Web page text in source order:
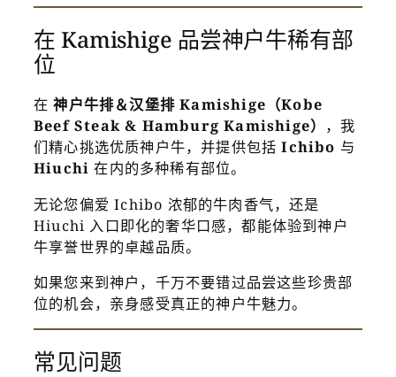
在 Kamishige 品尝神户牛稀有部
位
在神户牛排＆汉堡排 Kamishige（Kobe
Beef Steak & Hamburg Kamishige） ，我
们精心挑选优质神户牛，并提供包括Ichibo 与
Hiuchi 在内的多种稀有部位。
无论您偏爱 Ichibo 浓郁的牛肉香气，还是
Hiuchi 入口即化的奢华口感，都能体验到神户
牛享誉世界的卓越品质。
如果您来到神户，千万不要错过品尝这些珍贵部
位的机会，亲身感受真正的神户牛魅力。
常见问题